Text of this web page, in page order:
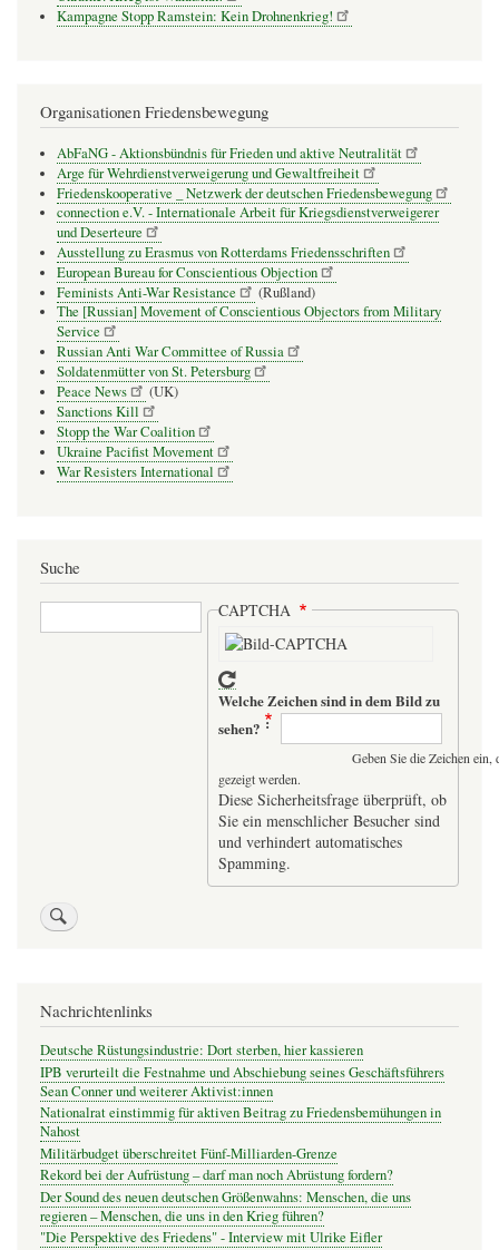
Kampagne Stopp Ramstein: Kein Drohnenkrieg!
Organisationen Friedensbewegung
AbFaNG - Aktionsbündnis für Frieden und aktive Neutralität
Arge für Wehrdienstverweigerung und Gewaltfreiheit
Friedenskooperative _ Netzwerk der deutschen Friedensbewegung
connection e.V. - Inter­na­tio­nale Arbeit für Kriegs­dienst­ver­wei­gerer
und Deser­teure
Ausstellung zu Erasmus von Rotterdams Friedensschriften
European Bureau for Conscientious Objection
Feminists Anti-War Resistance
(Rußland)
The [Russian] Movement of Conscientious Objectors from Military
Service
Russian Anti War Committee of Russia
Soldatenmütter von St. Petersburg
Peace News
(UK)
Sanctions Kill
Stopp the War Coalition
Ukraine Pacifist Movement
War Resisters International
Suche
Suche CAPTCHA
Welche Zeichen sind in dem Bild zu
sehen?
Geben Sie die Zeichen
gezeigt werden.
Diese Sicherheitsfrage überprüft, ob
Sie ein menschlicher Besucher sind
und verhindert automatisches
Spamming.
Nachrichtenlinks
Deutsche Rüstungsindustrie: Dort sterben, hier kassieren
IPB verurteilt die Festnahme und Abschiebung seines Geschäftsführers
Sean Conner und weiterer Aktivist:innen
Nationalrat einstimmig für aktiven Beitrag zu Friedensbemühungen in
Nahost
Militärbudget überschreitet Fünf-Milliarden-Grenze
Rekord bei der Aufrüstung – darf man noch Abrüstung fordern?
Der Sound des neuen deutschen Größenwahns: Menschen, die uns
regieren – Menschen, die uns in den Krieg führen?
"Die Perspektive des Friedens" - Interview mit Ulrike Eifler